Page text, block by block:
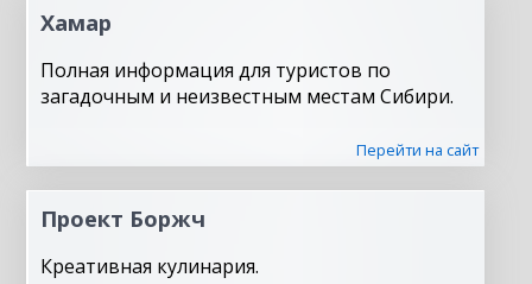
Хамар
Полная информация для туристов по
загадочным и неизвестным местам Сибири.
Перейти на сайт
Проект Боржч
Креативная кулинария.